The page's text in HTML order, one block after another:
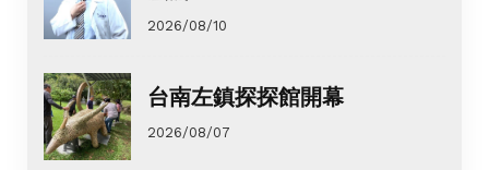
2026/08/10
台南左鎮探探館開幕
2026/08/07